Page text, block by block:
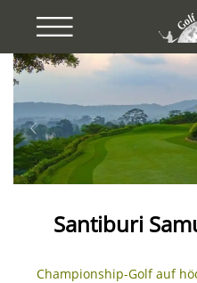
Previous
Santiburi
Championship-Golf auf